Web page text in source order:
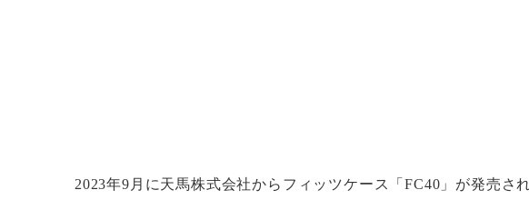
2023年9月に天馬株式会社からフィッツケース「FC40」が発売さ